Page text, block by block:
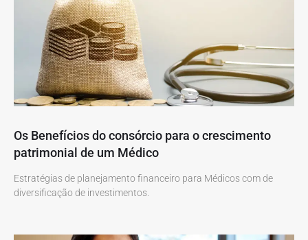
Os Benefícios do consórcio para o crescimento
patrimonial de um Médico
Estratégias de planejamento financeiro para Médicos com de
diversificação de investimentos.